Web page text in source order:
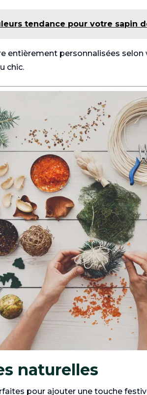
tendance pour votre sapin
entièrement personnalisées
chic.
naturelles
pour ajouter une touche